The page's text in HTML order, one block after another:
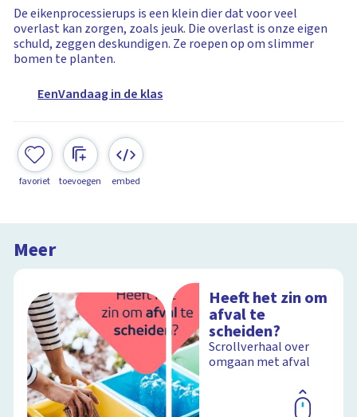
De eikenprocessierups is een klein dier dat voor veel
overlast kan zorgen, zoals jeuk. Die overlast is onze eigen
schuld, zeggen deskundigen. Ze roepen op om slimmer
bomen te planten.
EenVandaag in de klas
favoriet toevoegen embed
Meer
Heeft het zin om
afval te
scheiden?
Scrollverhaal over
omgaan met afval